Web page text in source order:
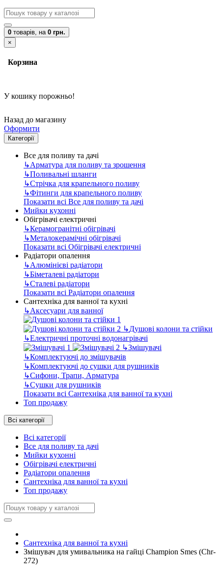
0 товарів, на 0 грн.
×
Корзина
У кошику порожньо!
Назад до магазину
Оформити
Категорії
Все для поливу та дачі
↳Арматура для поливу та зрошення
↳Поливальні шланги
↳Стрічка для крапельного поливу
↳Фітинги для крапельного поливу
Показати всі Все для поливу та дачі
Мийки кухонні
Обігрівачі електричні
↳Керамогранітні обігрівачі
↳Металокерамічні обігрівачі
Показати всі Обігрівачі електричні
Радіатори опалення
↳Алюмінієві радіатори
↳Біметалеві радіатори
↳Сталеві радіатори
Показати всі Радіатори опалення
Сантехніка для ванної та кухні
↳Аксесуари для ванної
↳Душові колони та стійки
↳Електричні проточні водонагрівачі
↳Змішувачі
↳Комплектуючі до змішувачів
↳Комплектуючі до сушки для рушників
↳Сифони, Трапи, Арматура
↳Сушки для рушників
Показати всі Сантехніка для ванної та кухні
Топ продажу
Всі категорії
Всі категорії
Все для поливу та дачі
Мийки кухонні
Обігрівачі електричні
Радіатори опалення
Сантехніка для ванної та кухні
Топ продажу
Сантехніка для ванної та кухні
Змішувач для умивальника на гайці Champion Smes (Chr-
272)